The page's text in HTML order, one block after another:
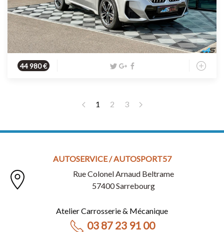
Essence 2025 170 cv
44 980 €
1 2 3
AUTOSERVICE / AUTOSPORT57
Rue Colonel Arnaud Beltrame
57400 Sarrebourg
Atelier Carrosserie & Mécanique
03 87 23 91 00